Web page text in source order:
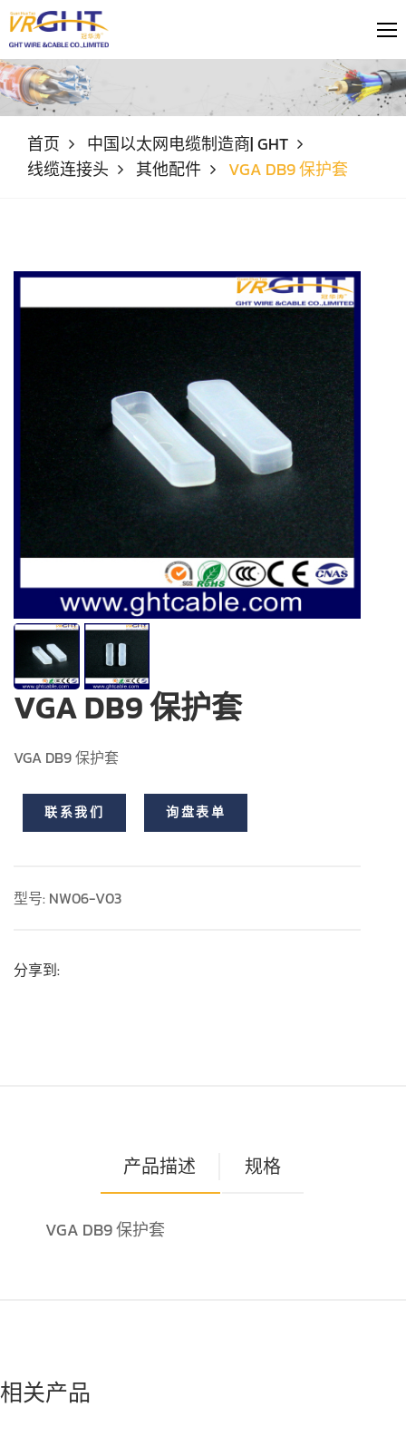
首页
中国以太网电缆制造商| GHT
线缆连接头
其他配件 VGA DB9 保护套
VGA DB9 保护套
VGA DB9 保护套
联系我们 询盘表单
型号: NW06-V03
分享到:
产品描述 规格
VGA DB9 保护套
相关产品